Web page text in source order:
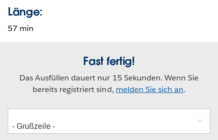
Länge:
57 min
Fast fertig!
Das Ausfüllen dauert nur 15 Sekunden. Wenn Sie
bereits registriert sind, melden Sie sich an.